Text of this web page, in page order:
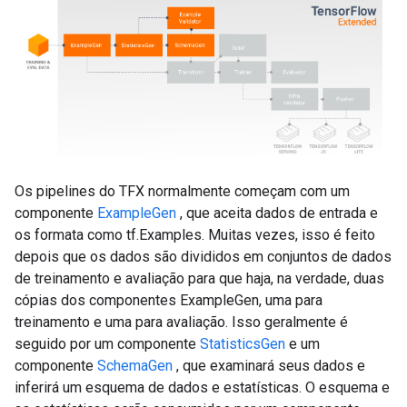
Os pipelines do TFX normalmente começam com um
componente ExampleGen , que aceita dados de entrada e
os formata como tf.Examples. Muitas vezes, isso é feito
depois que os dados são divididos em conjuntos de dados
de treinamento e avaliação para que haja, na verdade, duas
cópias dos componentes ExampleGen, uma para
treinamento e uma para avaliação. Isso geralmente é
seguido por um componente StatisticsGen e um
componente SchemaGen , que examinará seus dados e
inferirá um esquema de dados e estatísticas. O esquema e